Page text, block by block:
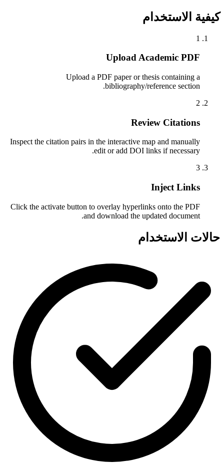
كيفية الاستخدام
1
Upload Academic PDF
Upload a PDF paper or thesis containing a
bibliography/reference section.
2
Review Citations
Inspect the citation pairs in the interactive map and manually
edit or add DOI links if necessary.
3
Inject Links
Click the activate button to overlay hyperlinks onto the PDF
and download the updated document.
حالات الاستخدام